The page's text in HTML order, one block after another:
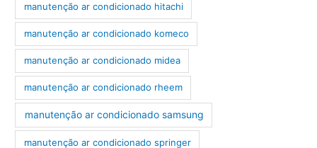
manutenção ar condicionado hitachi
manutenção ar condicionado komeco
manutenção ar condicionado midea
manutenção ar condicionado rheem
manutenção ar condicionado samsung
manutenção ar condicionado springer